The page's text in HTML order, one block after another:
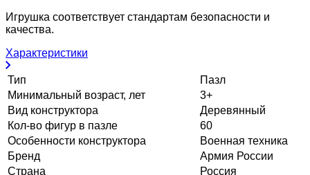
Игрушка соответствует стандартам безопасности и
качества.
Характеристики
Тип
Пазл
Минимальный возраст, лет
3+
Вид конструктора
Деревянный
Кол-во фигур в пазле
60
Особенности конструктора
Военная техника
Бренд
Армия России
Страна
Россия